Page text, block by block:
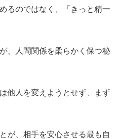
るのではなく、「きっと精一
、人間関係を柔らかく保つ秘
他人を変えようとせず、まず
が、相手を安心させる最も自